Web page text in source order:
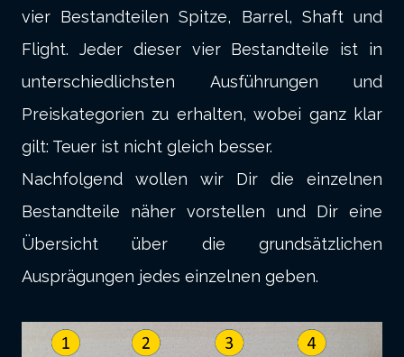
vier Bestandteilen Spitze, Barrel, Shaft und
Flight. Jeder dieser vier Bestandteile ist in
unterschiedlichsten Ausführungen und
Preiskategorien zu erhalten, wobei ganz klar
gilt: Teuer ist nicht gleich besser.
Nachfolgend wollen wir Dir die einzelnen
Bestandteile näher vorstellen und Dir eine
Übersicht über die grundsätzlichen
Ausprägungen jedes einzelnen geben.